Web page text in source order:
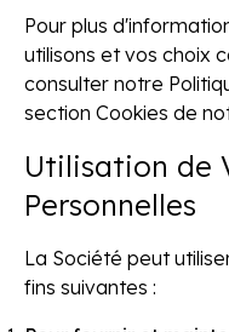
Pour plus
utilisons et vos choix
consulter notre
section Cookies de
Utilisation de
Personnelles
La Société peut
fins suivantes :